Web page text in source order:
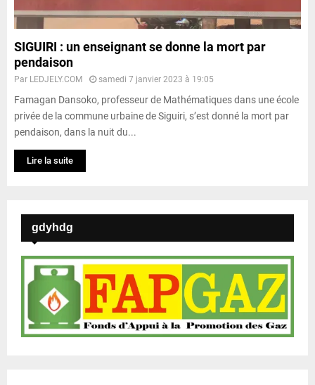
SIGUIRI : un enseignant se donne la mort par
pendaison
Par LEDJELY.COM samedi 7 janvier 2023 à 19:05
Famagan Dansoko, professeur de Mathématiques dans une école
privée de la commune urbaine de Siguiri, s’est donné la mort par
pendaison, dans la nuit du...
Lire la suite
gdyhdg